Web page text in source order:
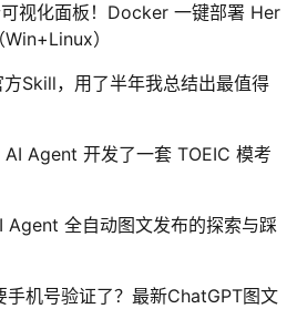
视化面板！Docker 一键部署 Her
）
Skill，用了半年我总结出最值得
Agent 开发了一套 TOEIC 模考
Agent 全自动图文发布的探索与踩
机号验证了？最新ChatGPT图文